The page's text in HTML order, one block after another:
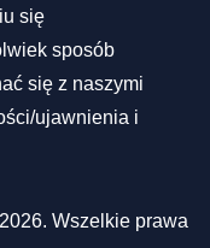
się
sposób
się z naszymi
ujawnienia i
Wszelkie prawa